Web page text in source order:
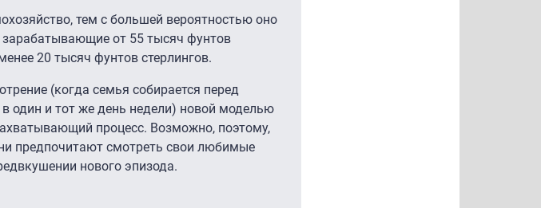
тем с большей вероятностью оно
зарабатывающие от 55 тысяч фунтов
20 тысяч фунтов стерлингов.
(когда семья собирается перед
один и тот же день недели) новой моделью
процесс. Возможно, поэтому,
предпочитают смотреть свои любимые
нового эпизода.